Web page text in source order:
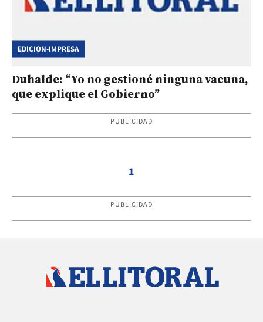
EDICION-IMPRESA
Duhalde: “Yo no gestioné ninguna vacuna,
que explique el Gobierno”
PUBLICIDAD
1
PUBLICIDAD